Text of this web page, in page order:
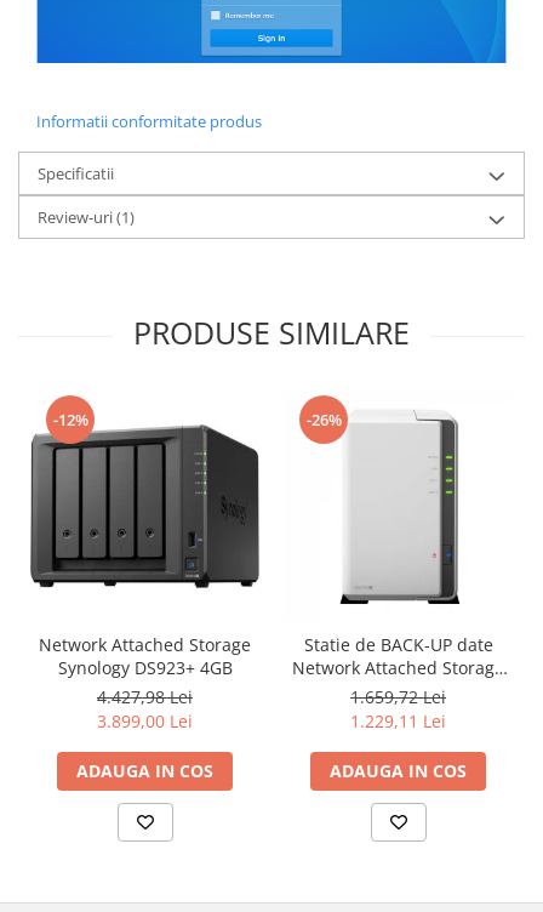
Informatii conformitate produs
Specificatii
Review-uri(1)
PRODUSE SIMILARE
-12%
Network Attached Storage
Synology DS923+ 4GB
4.427,98 Lei
3.899,00 Lei
ADAUGA IN COS
-26%
Statie de BACK-UP date
Network Attached Storage
(NAS) DiskStation DS218j
512 MB - Synology
1.659,72 Lei
1.229,11 Lei
ADAUGA IN COS